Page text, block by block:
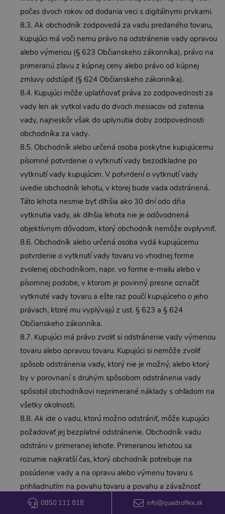
0850 111 818 info@quadroflex.sk
počas dvoch rokov od dodania veci s digitálnymi prvkami.
8.3. Ak obchodník zodpovedá za vadu predaného tovaru,
kupujúci má voči nemu právo na odstránenie vady opravou
alebo výmenou (§ 623 Občianskeho zákonníka), právo na
primeranú zľavu z kúpnej ceny alebo právo od kúpnej
zmluvy odstúpiť (§ 624 Občianskeho zákonníka).
8.4. Kupujúci môže uplatňovať práva zo zodpovednosti za
vady len ak vytkol vadu do dvoch mesiacov od zistenia
vady, najneskôr však do uplynutia doby zodpovednosti
obchodníka za vady.
8.5. Obchodník alebo určená osoba poskytne kupujúcemu
písomné potvrdenie o vytknutí vady bezodkladne po
vytknutí vady kupujúcim. V potvrdení o vytknutí vady
uvedie obchodník lehotu, v ktorej bude vada odstránená.
Táto lehota nesmie byť dlhšia ako 30 dní odo dňa
vytknutia vady, ak dlhšia lehota nie je odôvodnená
objektívnym dôvodom, ktorý obchodník nemôže ovplyvniť.
8.6. Obchodník alebo určená osoba vydá kupujúcemu
potvrdenie o vytknutí vady tovaru vo vhodnej forme
zvolenej obchodníkom, napr. vo forme e-mailu alebo v
písomnej podobe, v ktorom je povinný presne označiť
vytknuté vady tovaru a ešte raz poučí kupujúceho o jeho
právach, ktoré mu vyplývajú z ust. § 623 a § 624
Občianskeho zákonníka.
8.7. Kupujúci má právo zvoliť si odstránenie vady výmenou
tovaru alebo opravou tovaru. Kupujúci si nemôže zvoliť
spôsob odstránenia vady, ktorý nie je možný, alebo ktorý
by v porovnaní s druhým spôsobom odstránenia vady
spôsobil obchodníkovi neprimerané náklady s ohľadom na
všetky okolnosti.
8.8. Ak ide o vadu, ktorú možno odstrániť, môže kupujúci
požadovať jej bezplatné odstránenie. Obchodník vadu
odstráni v primeranej lehote. Primeranou lehotou sa
rozumie najkratší čas, ktorý obchodník potrebuje na
posúdenie vady a na opravu alebo výmenu tovaru s
prihliadnutím na povahu tovaru a povahu a závažnosť
vady.